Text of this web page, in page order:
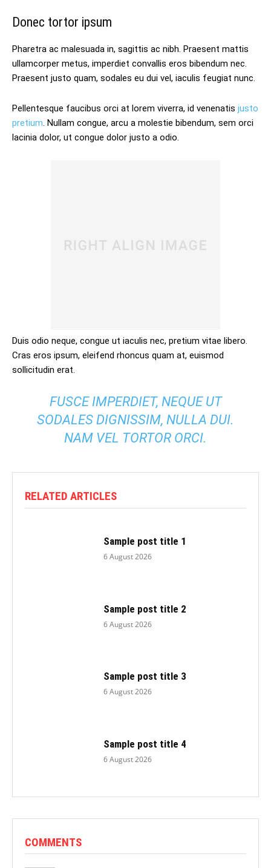
Donec tortor ipsum
Pharetra ac malesuada in, sagittis ac nibh. Praesent mattis
ullamcorper metus, imperdiet convallis eros bibendum nec.
Praesent justo quam, sodales eu dui vel, iaculis feugiat nunc.
Pellentesque faucibus orci at lorem viverra, id venenatis justo
pretium. Nullam congue, arcu a molestie bibendum, sem orci
lacinia dolor, ut congue dolor justo a odio.
Duis odio neque, congue ut iaculis nec, pretium vitae libero.
Cras eros ipsum, eleifend rhoncus quam at, euismod
sollicitudin erat.
FUSCE IMPERDIET, NEQUE UT
SODALES DIGNISSIM, NULLA DUI.
NAM VEL TORTOR ORCI.
RELATED ARTICLES
Sample post title 1
6 August 2026
Sample post title 2
6 August 2026
Sample post title 3
6 August 2026
Sample post title 4
6 August 2026
COMMENTS